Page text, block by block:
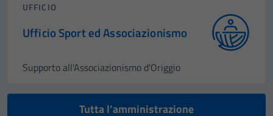
UFFICIO
Ufficio Sport ed Associazionismo
Supporto all'Associazionismo d'Origgio
Tutta l’amministrazione